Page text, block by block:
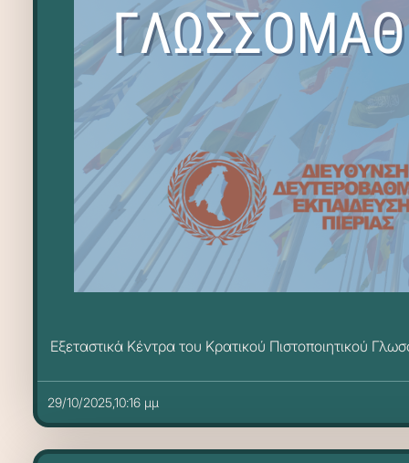
Εξεταστικά Κέντρα του Κρατικού Πιστοποιητικού
29/10/2025,10:16 μμ